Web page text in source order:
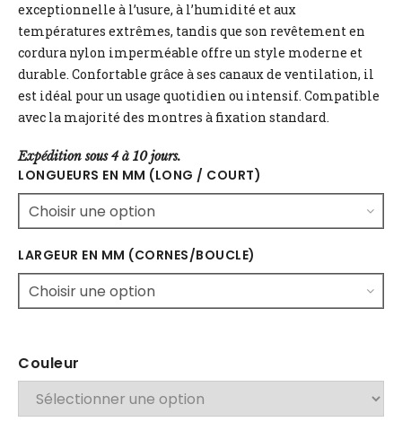
exceptionnelle à l’usure, à l’humidité et aux
températures extrêmes, tandis que son revêtement en
cordura nylon imperméable offre un style moderne et
durable. Confortable grâce à ses canaux de ventilation, il
est idéal pour un usage quotidien ou intensif. Compatible
avec la majorité des montres à fixation standard.
Expédition sous 4 à 10 jours.
LONGUEURS EN MM (LONG / COURT)
LARGEUR EN MM (CORNES/BOUCLE)
Couleur